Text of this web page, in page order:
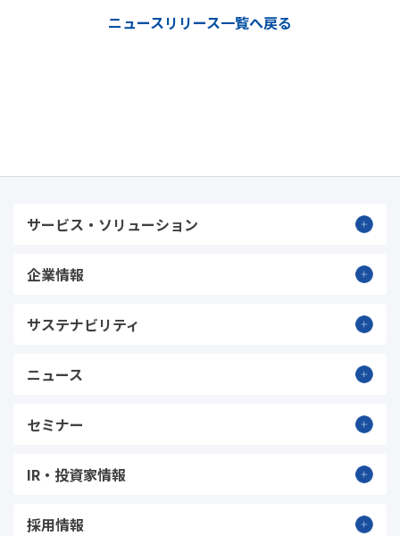
ニュースリリース一覧へ戻る
サービス・ソリューション
企業情報
サステナビリティ
ニュース
セミナー
IR・投資家情報
採用情報